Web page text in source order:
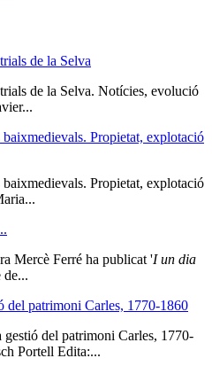
de la Selva
de la Selva. Notícies, evolució
Propietat, explotació
Propietat, explotació
Mercè Ferré ha publicat 'I un dia
del patrimoni Carles, 1770-1860
del patrimoni Carles, 1770-
Portell Edita:...